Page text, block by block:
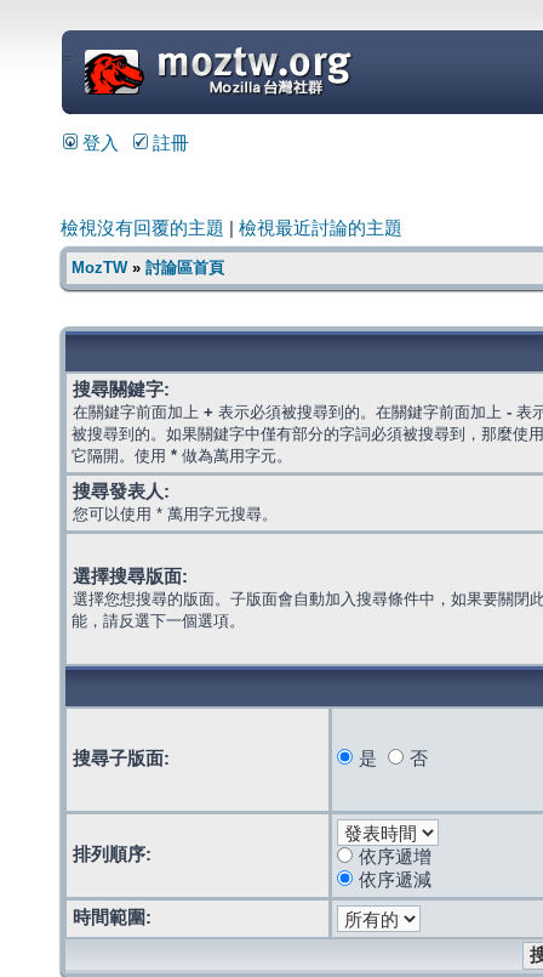
=
登入 註冊
檢視沒有回覆的主題 檢視最近討論的主題
MozTW» 討論區首頁
搜尋關鍵字:
在關鍵字前面加上 + 表示必須被搜尋到的。在關鍵字前面加上 - 表
被搜尋到的。如果關鍵字中僅有部分的字詞必須被搜尋到，那麼使
它隔開。使用 * 做為萬用字元。
搜尋發表人:
您可以使用 * 萬用字元搜尋。
選擇搜尋版面:
選擇您想搜尋的版面。子版面會自動加入搜尋條件中，如果要關閉
能，請反選下一個選項。
搜尋子版面: 是 否
排列順序:
依序遞增
依序遞減
時間範圍: